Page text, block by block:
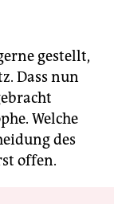
gestellt,
Dass nun
Welche
des
offen.